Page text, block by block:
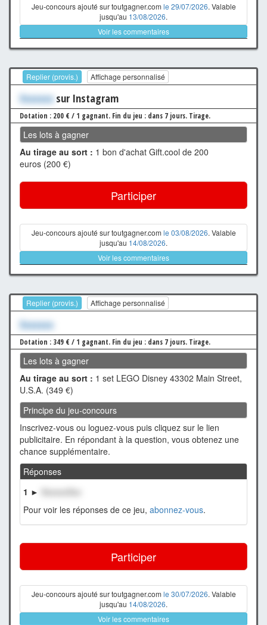
Jeu-concours ajouté sur toutgagner.com le 29/07/2026. Valable
jusqu'au 13/08/2026.
Voir les commentaires
Replier (provis.) Affichage personnalisé
Xxxxxxx sur Instagram
Dotation : 200 € / 1 gagnant. Fin du jeu : dans 7 jours. Tirage.
Les lots à gagner
Au tirage au sort : 1 bon d'achat Gift.cool de 200
euros (200 €)
Participer
Jeu-concours ajouté sur toutgagner.com le 03/08/2026. Valable
jusqu'au 14/08/2026.
Voir les commentaires
Replier (provis.) Affichage personnalisé
Xxxxxxx
Dotation : 349 € / 1 gagnant. Fin du jeu : dans 7 jours. Tirage.
Les lots à gagner
Au tirage au sort : 1 set LEGO Disney 43302 Main Street,
U.S.A. (349 €)
Principe du jeu-concours
Inscrivez-vous ou loguez-vous puis cliquez sur le lien
publicitaire. En répondant à la question, vous obtenez une
chance supplémentaire.
Réponses
1 ►
Pour voir les réponses de ce jeu, abonnez-vous.
Participer
Jeu-concours ajouté sur toutgagner.com le 30/07/2026. Valable
jusqu'au 14/08/2026.
Voir les commentaires